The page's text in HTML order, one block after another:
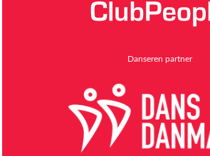
Danseren partner